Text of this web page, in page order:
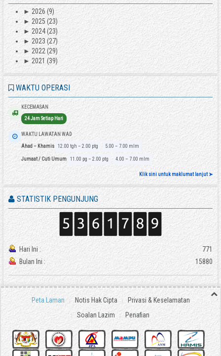
► 2026(9)
► 2025 (23)
►2024(23)
► 2023 (27)
► 2022(29)
► 2021(39)
WAKTU OPERASI
KECEMASAN
24 Jam Setiap Hari
WAKTU LAWATAN WAD
Ahad – Khamis 12.00 tgh – 2.00 ptg 5.00 – 7.00 mlm
Jumaat / Cuti Umum 11.00 pg – 2.00 ptg 4.00 – 7.00 mlm
Klik sini untuk maklumat lanjut ➤
STATISTIK PENGUNJUNG
Hari Ini :
771
Bulan Ini :
15880
Peta Laman Notis Hak Cipta
Privasi & Keselamatan
Soalan Lazim
Penafian